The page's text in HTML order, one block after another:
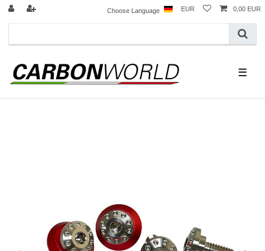
Choose Language EUR 0,00 EUR
☰